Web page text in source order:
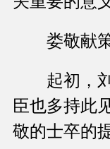
娄敬献策
起初，刘
臣也多持此
敬的士卒的